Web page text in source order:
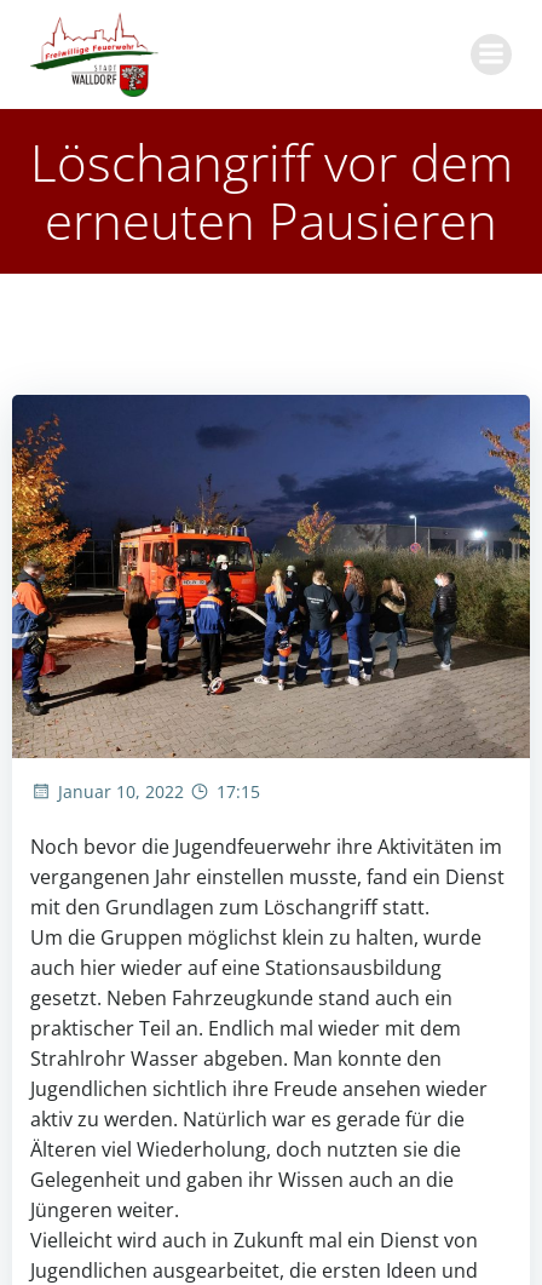
Löschangriff vor dem
erneuten Pausieren
Januar 10, 2022 17:15
Noch bevor die Jugendfeuerwehr ihre Aktivitäten im
vergangenen Jahr einstellen musste, fand ein Dienst
mit den Grundlagen zum Löschangriff statt.
Um die Gruppen möglichst klein zu halten, wurde
auch hier wieder auf eine Stationsausbildung
gesetzt. Neben Fahrzeugkunde stand auch ein
praktischer Teil an. Endlich mal wieder mit dem
Strahlrohr Wasser abgeben. Man konnte den
Jugendlichen sichtlich ihre Freude ansehen wieder
aktiv zu werden. Natürlich war es gerade für die
Älteren viel Wiederholung, doch nutzten sie die
Gelegenheit und gaben ihr Wissen auch an die
Jüngeren weiter.
Vielleicht wird auch in Zukunft mal ein Dienst von
Jugendlichen ausgearbeitet, die ersten Ideen und